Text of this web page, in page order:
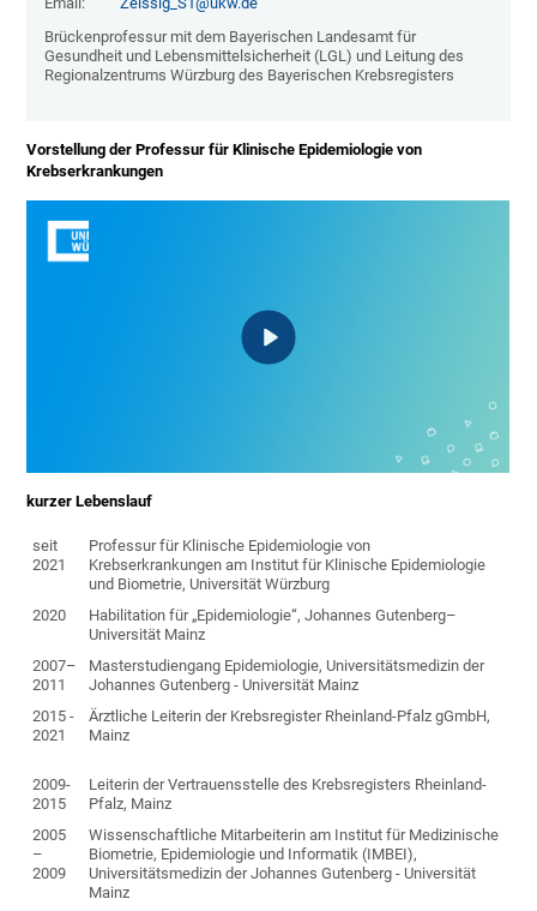
Brückenprofessur mit dem Bayerischen Landesamt für
Gesundheit und Lebensmittelsicherheit (LGL) und Leitung des
Regionalzentrums Würzburg des Bayerischen Krebsregisters
Vorstellung der Professur für Klinische Epidemiologie von
Krebserkrankungen
kurzer Lebenslauf
seit
2021
Professur für Klinische Epidemiologie von
Krebserkrankungen am Institut für Klinische Epidemiologie
und Biometrie, Universität Würzburg
2020
Habilitation für „Epidemiologie“, Johannes Gutenberg–
Universität Mainz
2007–
2011
Masterstudiengang Epidemiologie, Universitätsmedizin der
Johannes Gutenberg - Universität Mainz
2015 -
2021
Ärztliche Leiterin der Krebsregister Rheinland-Pfalz gGmbH,
Mainz
2009-
2015
Leiterin der Vertrauensstelle des Krebsregisters Rheinland-
Pfalz, Mainz
2005
–
2009
Wissenschaftliche Mitarbeiterin am Institut für Medizinische
Biometrie, Epidemiologie und Informatik (IMBEI),
Universitätsmedizin der Johannes Gutenberg - Universität
Mainz